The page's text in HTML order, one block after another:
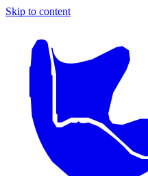
Skip to content